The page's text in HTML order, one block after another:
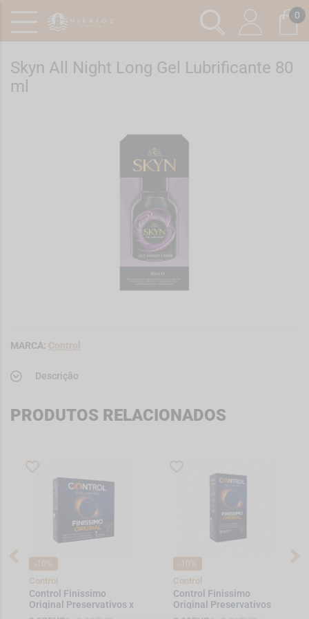
0
Skyn All Night Long Gel Lubrificante 80
ml
MARCA: Control
Descrição
PRODUTOS RELACIONADOS
-10%
Control
Control Finissimo
Original Preservativos x
3
-10%
Control
Control Finissimo
Original Preservativos
X12